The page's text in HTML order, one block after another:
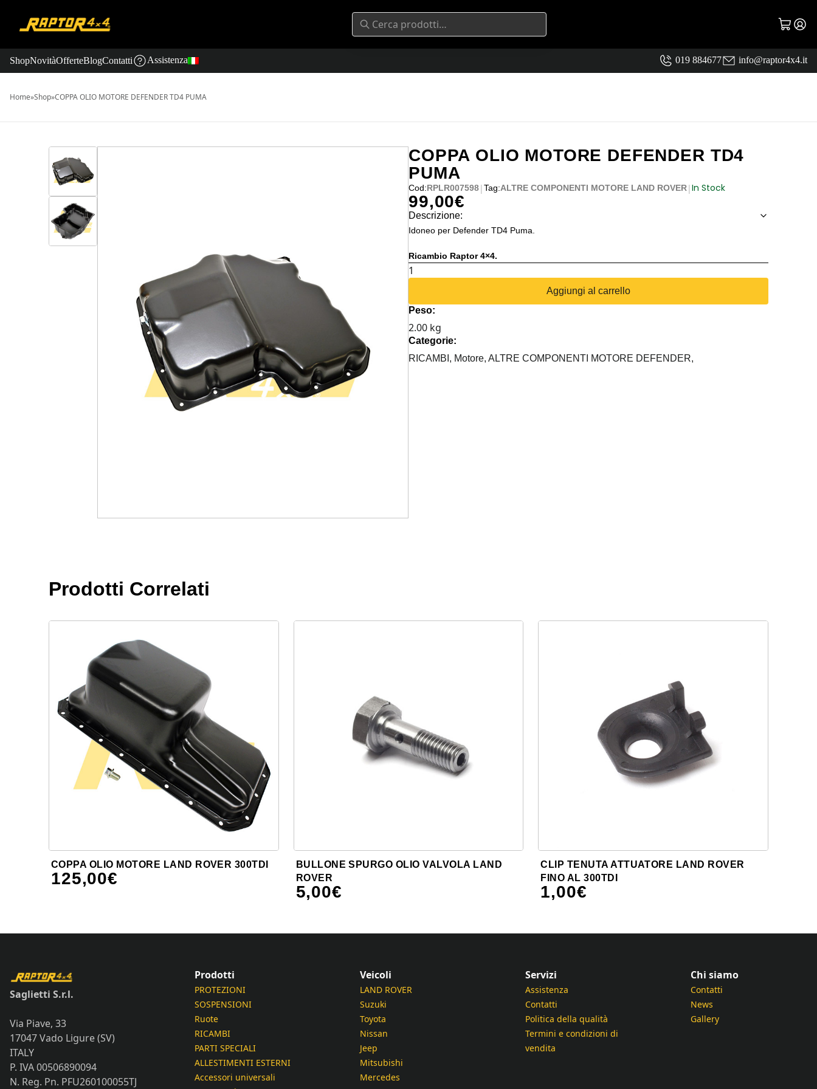
ShopNovitàOfferteBlogContatti Assistenza 019 884677 info@raptor4x4.it
Home»Shop»COPPA OLIO MOTORE DEFENDER TD4 PUMA
COPPA OLIO MOTORE DEFENDER TD4
PUMA
Cod:RPLR007598|Tag:ALTRE COMPONENTI MOTORE LAND ROVER|In Stock
99,00€
Descrizione:
Idoneo per Defender TD4 Puma.
Ricambio Raptor 4×4.
COPPA
DEFENDER
TD4
PUMA
quantità
Aggiungi al carrello
Peso:
2.00 kg
Categorie:
RICAMBI, Motore, ALTRE COMPONENTI MOTORE DEFENDER,
Prodotti Correlati
COPPA OLIO MOTORE LAND ROVER 300TDI
125,00€
BULLONE SPURGO OLIO VALVOLA LAND
ROVER
5,00€
CLIP TENUTA ATTUATORE LAND ROVER
FINO AL 300TDI
1,00€
Saglietti S.r.l.
Via Piave, 33
17047 Vado Ligure (SV)
ITALY
P. IVA 00506890094
N. Reg. Pn. PFU260100055TJ
Prodotti
PROTEZIONI
SOSPENSIONI
Ruote
RICAMBI
PARTI SPECIALI
ALLESTIMENTI ESTERNI
Accessori universali
Veicoli
LAND ROVER
Suzuki
Toyota
Nissan
Jeep
Mitsubishi
Mercedes
Servizi
Assistenza
Contatti
Politica della qualità
Termini e condizioni di
vendita
Chi siamo
Contatti
News
Gallery